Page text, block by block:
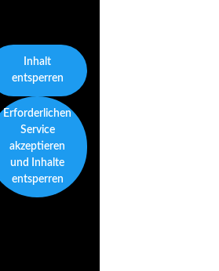
Inhalt
entsperren
Erforderlichen
Service
akzeptieren
und Inhalte
entsperren